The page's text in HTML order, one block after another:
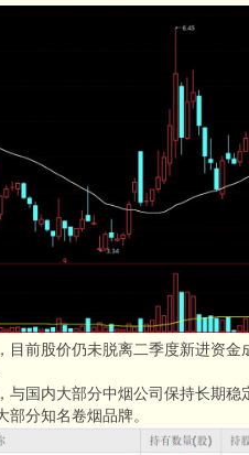
目前股价仍未脱离二季度新进资金
与国内大部分中烟公司保持长期稳
分知名卷烟品牌。